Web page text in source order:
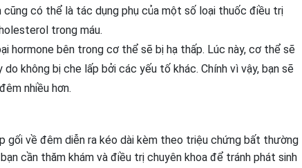
cũng có thể là tác dụng phụ của một số loại thuốc điều trị
trong máu.
hormone bên trong cơ thể sẽ bị hạ thấp. Lúc này, cơ thể sẽ
không bị che lấp bởi các yếu tố khác. Chính vì vậy, bạn sẽ
nhiều hơn.
gối về đêm diễn ra kéo dài kèm theo triệu chứng bất thường
cần thăm khám và điều trị chuyên khoa để tránh phát sinh